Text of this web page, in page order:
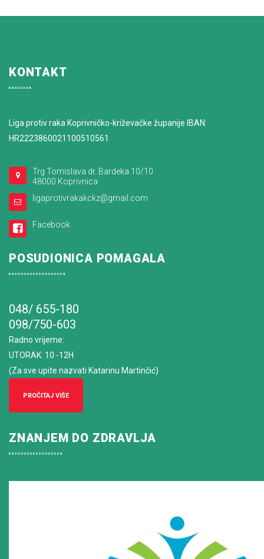
KONTAKT
Liga protiv raka Koprivničko-križevačke županije IBAN:
HR2223860021100510561
Trg Tomislava dr. Bardeka 10/10
48000 Koprivnica
ligaprotivrakakckz@gmail.com
Facebook
POSUDIONICA POMAGALA
048/ 655-180
098/750-603
Radno vrijeme:
UTORAK: 10 -12H
(Za sve upite nazvati Katarinu Martinčić)
PROČITAJ VIŠE
ZNANJEM DO ZDRAVLJA